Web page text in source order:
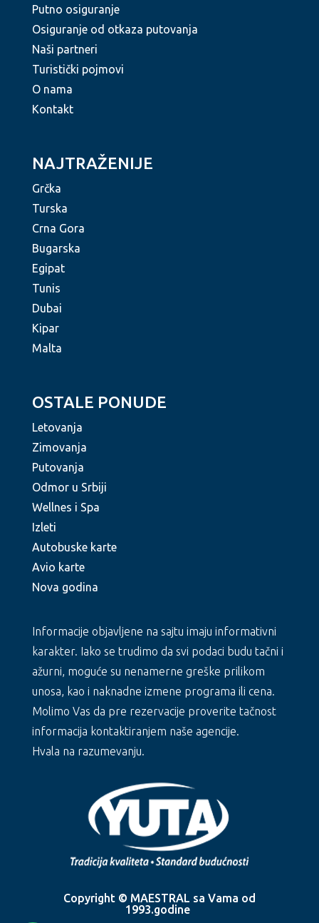
Putno osiguranje
Osiguranje od otkaza putovanja
Naši partneri
Turistički pojmovi
O nama
Kontakt
NAJTRAŽENIJE
Grčka
Turska
Crna Gora
Bugarska
Egipat
Tunis
Dubai
Kipar
Malta
OSTALE PONUDE
Letovanja
Zimovanja
Putovanja
Odmor u Srbiji
Wellnes i Spa
Izleti
Autobuske karte
Avio karte
Nova godina
Informacije objavljene na sajtu imaju informativni
karakter. Iako se trudimo da svi podaci budu tačni i
ažurni, moguće su nenamerne greške prilikom
unosa, kao i naknadne izmene programa ili cena.
Molimo Vas da pre rezervacije proverite tačnost
informacija kontaktiranjem naše agencije.
Hvala na razumevanju.
Copyright © MAESTRAL sa Vama od
1993.godine